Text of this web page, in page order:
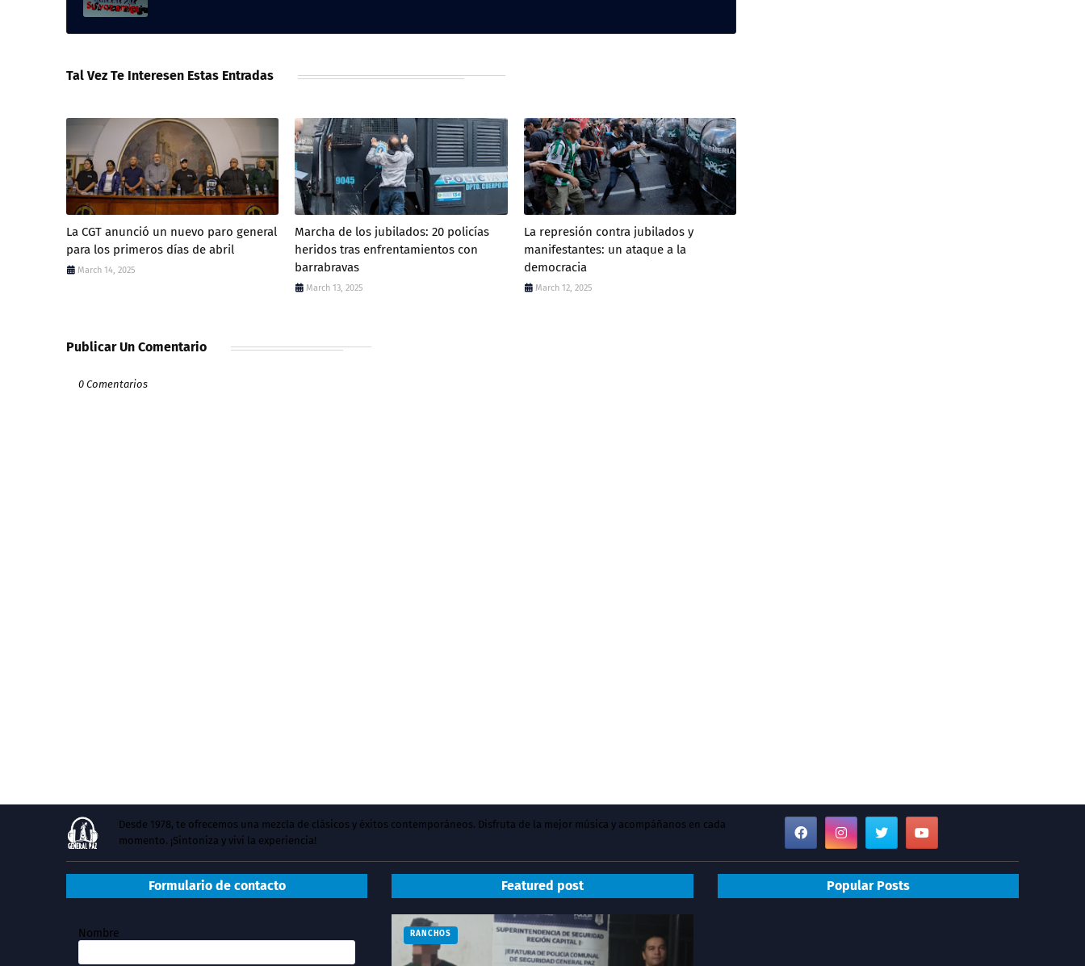
Tal Vez Te Interesen Estas Entradas
La CGT anunció un nuevo paro general
para los primeros días de abril
March 14, 2025
Marcha de los jubilados: 20 policías
heridos tras enfrentamientos con
barrabravas
March 13, 2025
La represión contra jubilados y
manifestantes: un ataque a la
democracia
March 12, 2025
Publicar Un Comentario
0 Comentarios
Desde 1978, te ofrecemos una mezcla de clásicos y éxitos contemporáneos. Disfruta de la mejor música y acompáñanos en cada
momento. ¡Sintoniza y vivi la experiencia!
Formulario de contacto
Nombre
Featured post
RANCHOS
Popular Posts